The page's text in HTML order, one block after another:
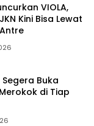
VIOLA,
Kini Bisa Lewat
Buka
di Tiap